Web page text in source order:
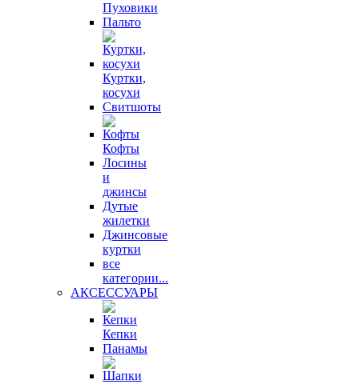
Пуховики
Пальто
Куртки,
косухи
Свитшоты
Кофты
Лосины
и
джинсы
Дутые
жилетки
Джинсовые
куртки
все
категории...
АКСЕССУАРЫ
Кепки
Панамы